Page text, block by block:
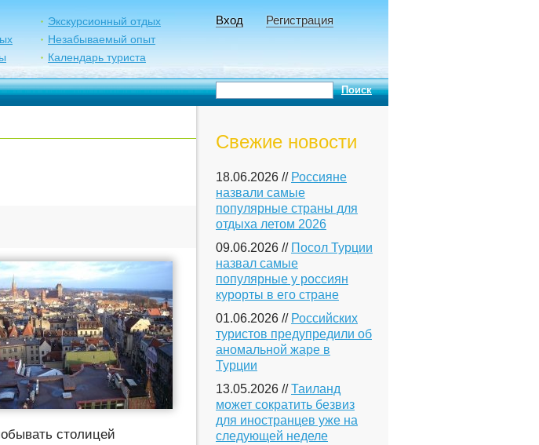
Экскурсионный отдых
Незабываемый опыт
Календарь туриста
Вход Регистрация
столицей
Свежие новости
18.06.2026 // Россияне
назвали самые
популярные страны для
отдыха летом 2026
09.06.2026 // Посол Турции
назвал самые
популярные у россиян
курорты в его стране
01.06.2026 // Российских
туристов предупредили об
аномальной жаре в
Турции
13.05.2026 //Таиланд
может сократить безвиз
для иностранцев уже на
следующей неделе